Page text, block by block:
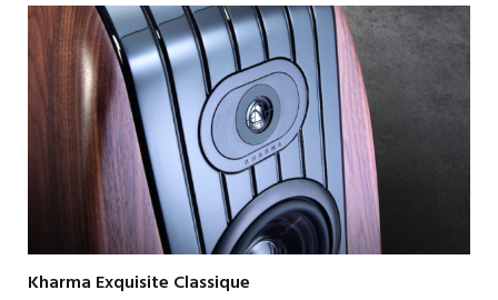
Kharma Exquisite Classique